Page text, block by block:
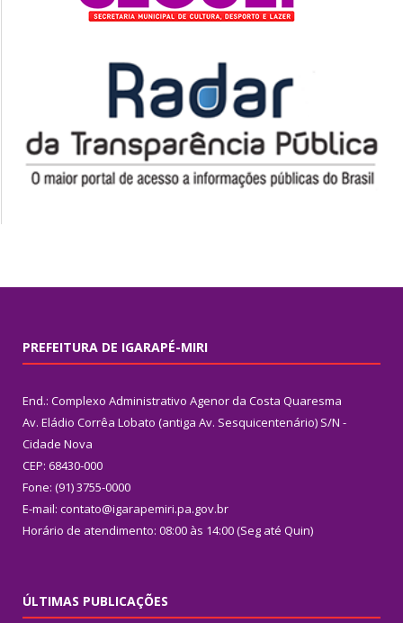
PREFEITURA DE IGARAPÉ-MIRI
End.: Complexo Administrativo Agenor da Costa Quaresma
Av. Eládio Corrêa Lobato (antiga Av. Sesquicentenário) S/N -
Cidade Nova
CEP: 68430-000
Fone: (91) 3755-0000
E-mail: contato@igarapemiri.pa.gov.br
Horário de atendimento: 08:00 às 14:00 (Seg até Quin)
ÚLTIMAS PUBLICAÇÕES